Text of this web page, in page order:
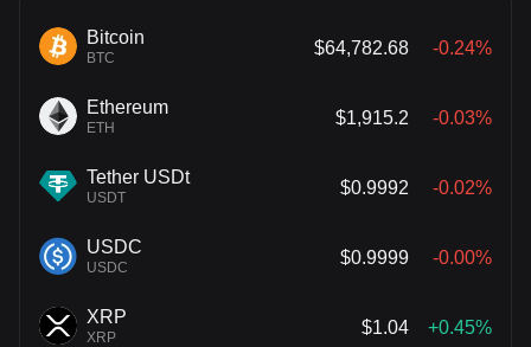
Bitcoin
BTC
$64,782.68 -0.24%
Ethereum
ETH
$1,915.2 -0.03%
Tether USDt
USDT
$0.9992 -0.02%
USDC
USDC
$0.9999 -0.00%
XRP
XRP
$1.04 +0.45%